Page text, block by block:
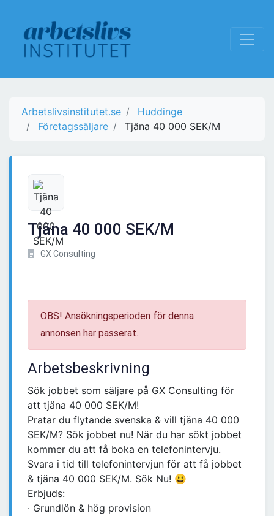
Arbetslivsinstitutet.se
Huddinge
Företagssäljare
Tjäna 40 000 SEK/M
Tjäna 40 000 SEK/M
GX Consulting
OBS! Ansökningsperioden för denna
annonsen har passerat.
Arbetsbeskrivning
Sök jobbet som säljare på GX Consulting för
att tjäna 40 000 SEK/M!
Pratar du flytande svenska & vill tjäna 40 000
SEK/M? Sök jobbet nu! När du har sökt jobbet
kommer du att få boka en telefonintervju.
Svara i tid till telefonintervjun för att få jobbet
& tjäna 40 000 SEK/M. Sök Nu! 😃
Erbjuds:
∙ Grundlön & hög provision